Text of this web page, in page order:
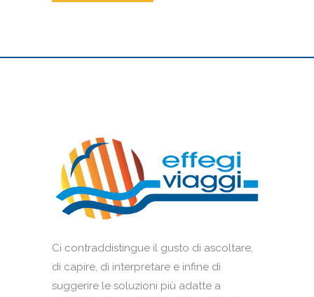
Ci contraddistingue il gusto di ascoltare,
di capire, di interpretare e infine di
suggerire le soluzioni più adatte a